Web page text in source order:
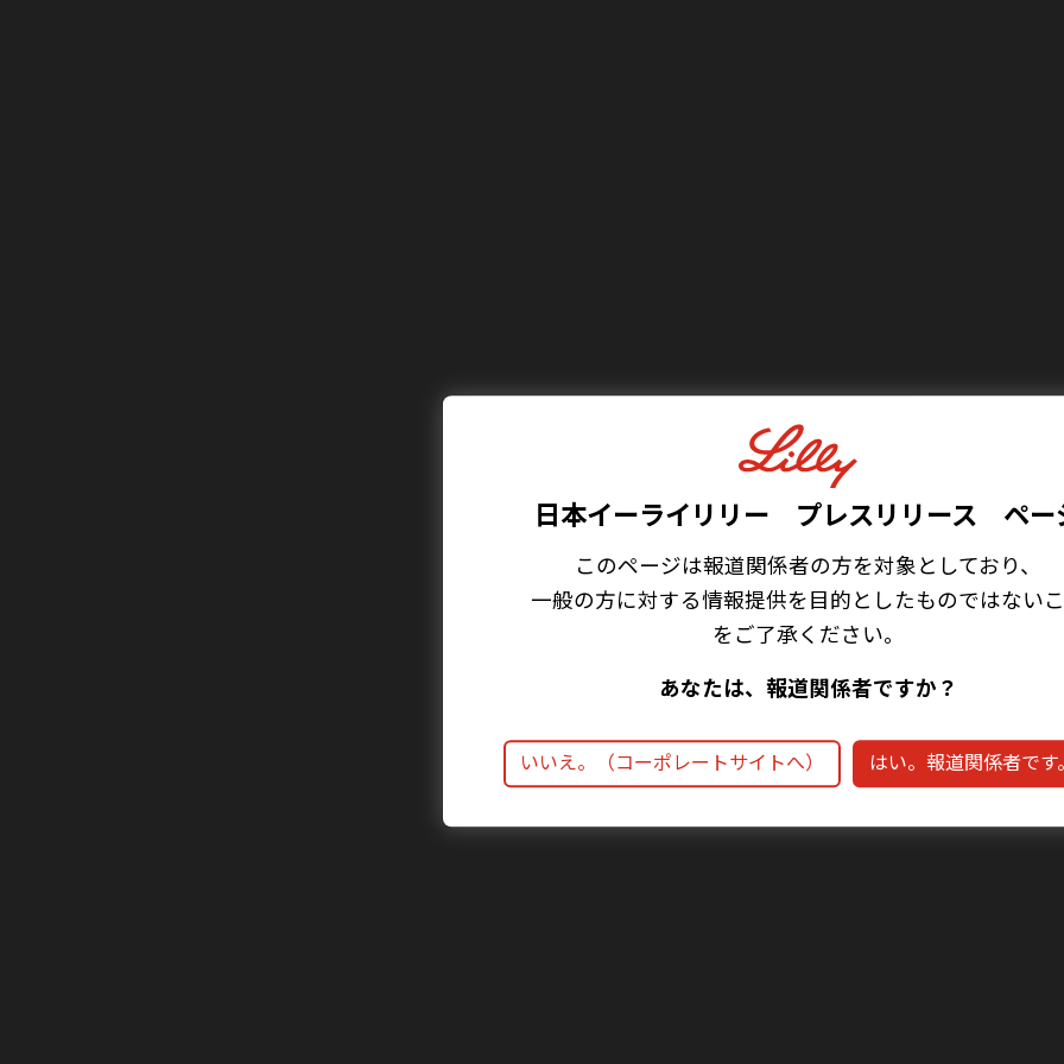
日本イーライリリー プレスリリース ペー
このページは報道関係者の方を対象としており、
一般の方に対する情報提供を目的としたものではない
をご了承ください。
あなたは、報道関係者ですか？
いいえ。（コーポレートサイトへ） はい。報道関係者です
日本イーライリリー プレスリリース ペー
このページは報道関係者の方を対象としており、
一般の方に対する情報提供を目的としたものではない
をご了承ください。
あなたは、報道関係者ですか？
いいえ。（コーポレートサイトへ） はい。報道関係者です